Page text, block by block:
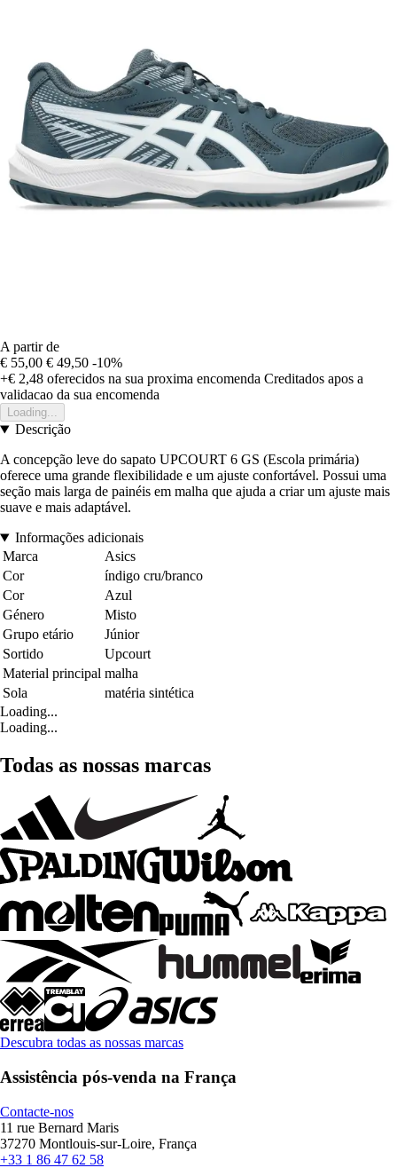
A partir de
€ 55,00 € 49,50 -10%
+€ 2,48 oferecidos na sua proxima encomenda Creditados apos a
validacao da sua encomenda
Loading...
Descrição
A concepção leve do sapato UPCOURT 6 GS (Escola primária)
oferece uma grande flexibilidade e um ajuste confortável. Possui uma
seção mais larga de painéis em malha que ajuda a criar um ajuste mais
suave e mais adaptável.
Informações adicionais
Marca
Asics
Cor
índigo cru/branco
Cor
Azul
Género
Misto
Grupo etário
Júnior
Sortido
Upcourt
Material principal malha
Sola
matéria sintética
Loading...
Loading...
Todas as nossas marcas
Descubra todas as nossas marcas
Assistência pós-venda na França
Contacte-nos
11 rue Bernard Maris
37270 Montlouis-sur-Loire, França
+33 1 86 47 62 58